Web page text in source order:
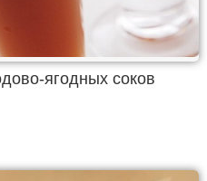
ягодных соков